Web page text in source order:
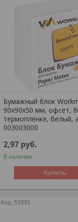
Бумажный блок
90х90х50 мм, офсет,
термопленке, белый,
003003000
2,97 руб.
В наличии
Купить
53391